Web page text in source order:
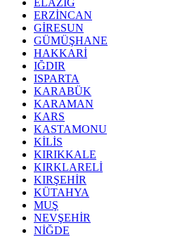
ELAZIĞ
ERZİNCAN
GİRESUN
GÜMÜŞHANE
HAKKARİ
IĞDIR
ISPARTA
KARABÜK
KARAMAN
KARS
KASTAMONU
KİLİS
KIRIKKALE
KIRKLARELİ
KIRŞEHİR
KÜTAHYA
MUŞ
NEVŞEHİR
NİĞDE